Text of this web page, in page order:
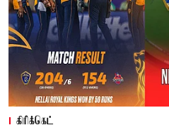
கிரிக்கெட்